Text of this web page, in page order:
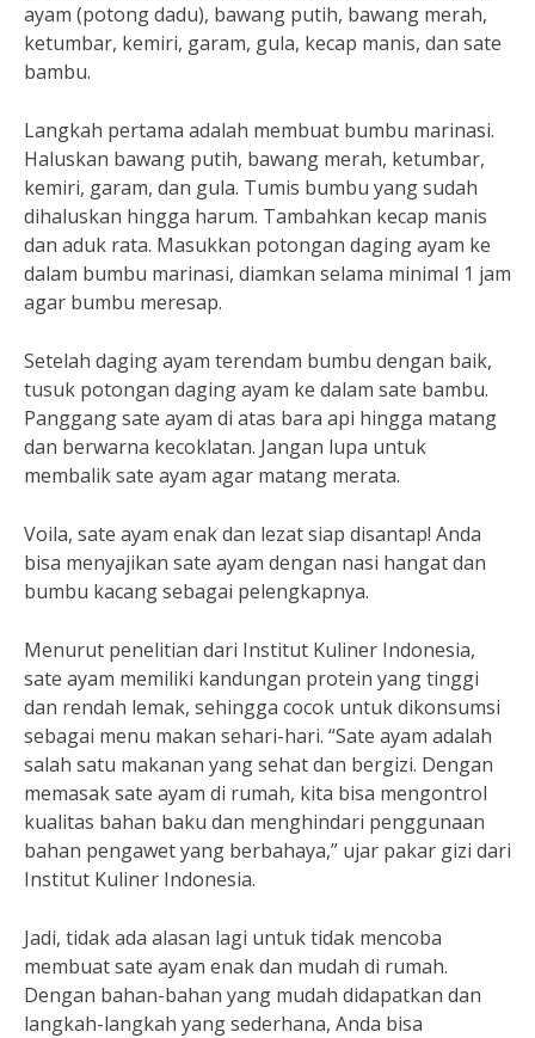
ayam (potong dadu), bawang putih, bawang merah,
ketumbar, kemiri, garam, gula, kecap manis, dan sate
bambu.
Langkah pertama adalah membuat bumbu marinasi.
Haluskan bawang putih, bawang merah, ketumbar,
kemiri, garam, dan gula. Tumis bumbu yang sudah
dihaluskan hingga harum. Tambahkan kecap manis
dan aduk rata. Masukkan potongan daging ayam ke
dalam bumbu marinasi, diamkan selama minimal 1 jam
agar bumbu meresap.
Setelah daging ayam terendam bumbu dengan baik,
tusuk potongan daging ayam ke dalam sate bambu.
Panggang sate ayam di atas bara api hingga matang
dan berwarna kecoklatan. Jangan lupa untuk
membalik sate ayam agar matang merata.
Voila, sate ayam enak dan lezat siap disantap! Anda
bisa menyajikan sate ayam dengan nasi hangat dan
bumbu kacang sebagai pelengkapnya.
Menurut penelitian dari Institut Kuliner Indonesia,
sate ayam memiliki kandungan protein yang tinggi
dan rendah lemak, sehingga cocok untuk dikonsumsi
sebagai menu makan sehari-hari. “Sate ayam adalah
salah satu makanan yang sehat dan bergizi. Dengan
memasak sate ayam di rumah, kita bisa mengontrol
kualitas bahan baku dan menghindari penggunaan
bahan pengawet yang berbahaya,” ujar pakar gizi dari
Institut Kuliner Indonesia.
Jadi, tidak ada alasan lagi untuk tidak mencoba
membuat sate ayam enak dan mudah di rumah.
Dengan bahan-bahan yang mudah didapatkan dan
langkah-langkah yang sederhana, Anda bisa